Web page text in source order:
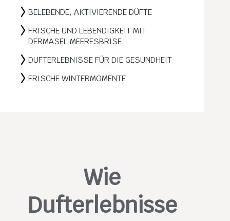
BELEBENDE, AKTIVIERENDE DÜFTE
FRISCHE UND LEBENDIGKEIT MIT
DERMASEL MEERESBRISE
DUFTERLEBNISSE FÜR DIE GESUNDHEIT
FRISCHE WINTERMOMENTE
Wie
Dufterlebnisse